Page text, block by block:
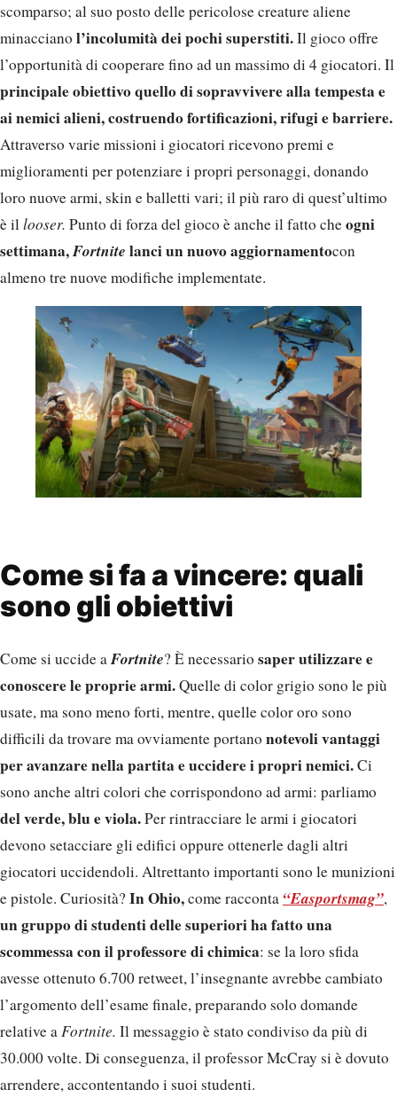
scomparso; al suo posto delle pericolose creature aliene
minacciano l’incolumità dei pochi superstiti.Il gioco offre
l’opportunità di cooperare fino ad un massimo di 4 giocatori. Il
principale obiettivo quello di sopravvivere alla tempesta e
ai nemici alieni, costruendo fortificazioni, rifugi e barriere.
Attraverso varie missioni i giocatori ricevono premi e
miglioramenti per potenziare i propri personaggi, donando
loro nuove armi, skin e balletti vari; il più raro di quest’ultimo
è illooser. Punto di forza del gioco è anche il fatto cheogni
settimana,Fortnite lanci un nuovo aggiornamentocon
almeno tre nuove modifiche implementate.
Come si fa a vincere: quali
sono gli obiettivi
Come si uccide aFortnite? È necessario saper utilizzare e
conoscere le proprie armi.Quelle di color grigio sono le più
usate, ma sono meno forti, mentre, quelle color oro sono
difficili da trovare ma ovviamente portano notevoli vantaggi
per avanzare nella partita e uccidere i propri nemici.Ci
sono anche altri colori che corrispondono ad armi: parliamo
del verde, blu e viola.Per rintracciare le armi i giocatori
devono setacciare gli edifici oppure ottenerle dagli altri
giocatori uccidendoli. Altrettanto importanti sono le munizioni
e pistole. Curiosità? In Ohio,come racconta “Easportsmag”,
un gruppo di studenti delle superiori ha fatto una
scommessa con il professore di chimica: se la loro sfida
avesse ottenuto 6.700 retweet, l’insegnante avrebbe cambiato
l’argomento dell’esame finale, preparando solo domande
relative aFortnite. Il messaggio è stato condiviso da più di
30.000 volte. Di conseguenza, il professor McCray si è dovuto
arrendere, accontentando i suoi studenti.